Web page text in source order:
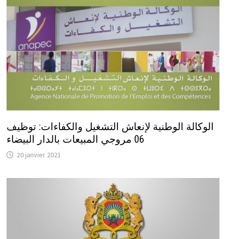
الوكالة الوطنية لإنعاش التشغيل والكفاءات: توظيف
06 مروجي المبيعات بالدار البيضاء
20 janvier 2021